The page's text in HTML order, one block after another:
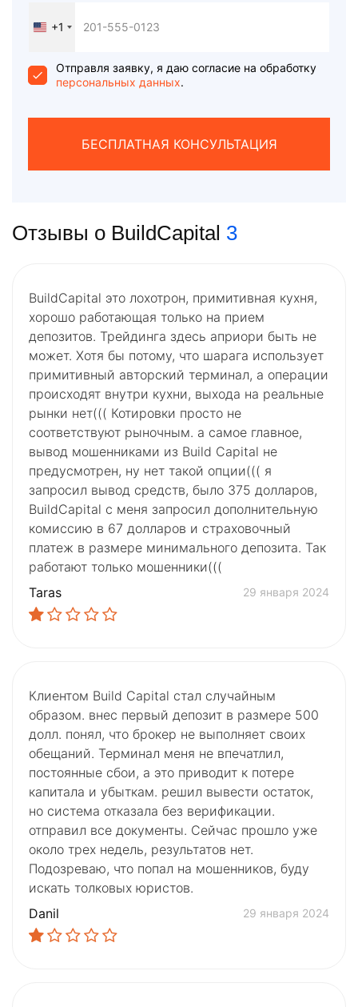
United
+1
+1
Отправля заявку, я даю согласие на обработку
персональных данных.
БЕСПЛАТНАЯ КОНСУЛЬТАЦИЯ
Отзывы о BuildCapital 3
BuildCapital это лохотрон, примитивная кухня,
хорошо работающая только на прием
депозитов. Трейдинга здесь априори быть не
может. Хотя бы потому, что шарага использует
примитивный авторский терминал, а операции
происходят внутри кухни, выхода на реальные
рынки нет((( Котировки просто не
соответствуют рыночным. а самое главное,
вывод мошенниками из Build Capital не
предусмотрен, ну нет такой опции((( я
запросил вывод средств, было 375 долларов,
BuildCapital с меня запросил дополнительную
комиссию в 67 долларов и страховочный
платеж в размере минимального депозита. Так
работают только мошенники(((
Taras
29 января 2024
Клиентом Build Capital стал случайным
образом. внес первый депозит в размере 500
долл. понял, что брокер не выполняет своих
обещаний. Терминал меня не впечатлил,
постоянные сбои, а это приводит к потере
капитала и убыткам. решил вывести остаток,
но система отказала без верификации.
отправил все документы. Сейчас прошло уже
около трех недель, результатов нет.
Подозреваю, что попал на мошенников, буду
искать толковых юристов.
Danil
29 января 2024